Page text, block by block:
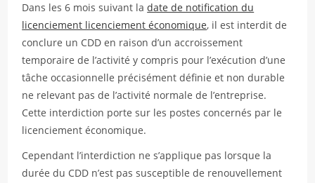
Dans les 6 mois suivant ladate de notification du
licenciement licenciement économique, il est interdit de
conclure un CDD en raison d’un accroissement
temporaire de l’activité y compris pour l’exécution d’une
tâche occasionnelle précisément définie et non durable
ne relevant pas de l’activité normale de l’entreprise.
Cette interdiction porte sur les postes concernés par le
licenciement économique.
Cependant l’interdiction ne s’applique pas lorsque la
durée du CDD n’est pas susceptible de renouvellement